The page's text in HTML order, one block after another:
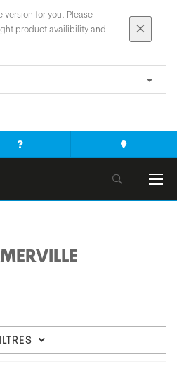
version for you. Please
product availibility and